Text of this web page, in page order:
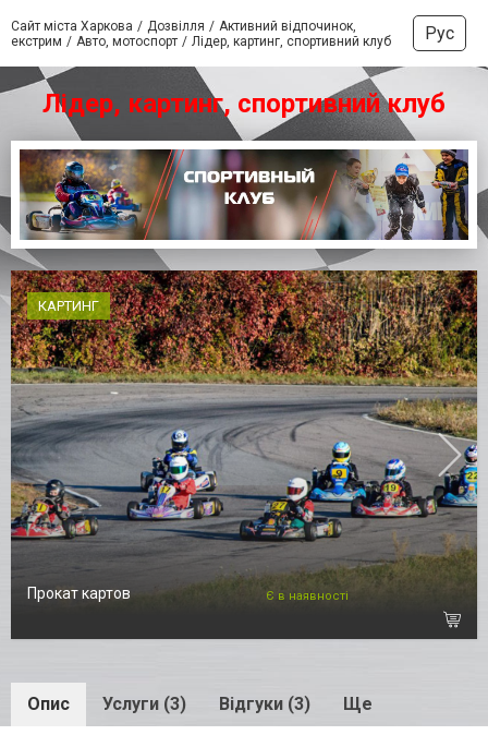
Сайт міста Харкова Дозвілля
Активний відпочинок,
екстрим
Авто, мотоспорт Лідер, картинг, спортивний клуб Рус
Лідер, картинг, спортивний клуб
КАРТИНГ
Прокат картов Є в наявності
Опис Услуги (3) Відгуки (3) Ще